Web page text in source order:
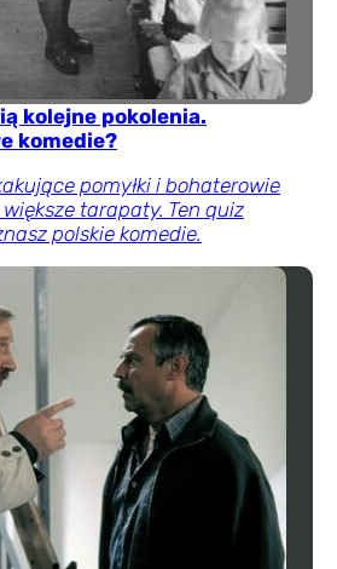
kolejne pokolenia.
komedie?
pomyłki i bohaterowie
tarapaty. Ten quiz
polskie komedie.